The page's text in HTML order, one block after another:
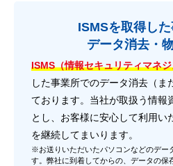
ISMSを取得し
データ消去・
ISMS（情報セキュリティマネ
した事業所でのデータ消去（ま
ております。当社が取扱う情報
とし、お客様に安心して利用い
を継続してまいります。
※お送りいただいたパソコンなどのデー
す。弊社に到着してからの、データの保